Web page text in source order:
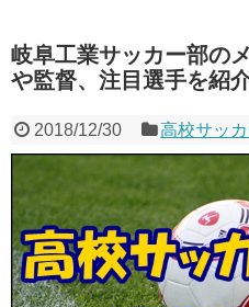
岐阜工業サッカー部の
や監督、注目選手を紹介
2018/12/30 高校サッ